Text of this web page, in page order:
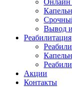
Онлайн
Вывод
Реабилитация
Акции
Контакты